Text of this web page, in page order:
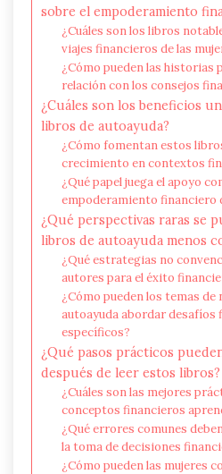
sobre el empoderamiento
¿Cuáles son los libros
viajes financieros de las
¿Cómo pueden las historias
relación con los consejos
¿Cuáles son los beneficios
libros de autoayuda?
¿Cómo fomentan estos
crecimiento en contextos
¿Qué papel juega el apoyo
empoderamiento financiero
¿Qué perspectivas raras se
libros de autoayuda menos
¿Qué estrategias no
autores para el éxito
¿Cómo pueden los temas
autoayuda abordar desafíos
específicos?
¿Qué pasos prácticos
después de leer estos libros?
¿Cuáles son las mejores
conceptos financieros
¿Qué errores comunes
la toma de decisiones
¿Cómo pueden las mujeres